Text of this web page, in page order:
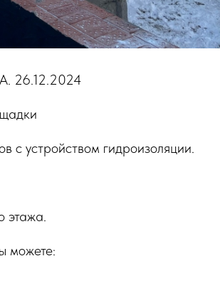
26.12.2024
с устройством гидроизоляции.
этажа.
можете: